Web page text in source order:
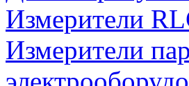
Измерители
Измерители